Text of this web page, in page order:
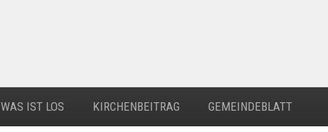
WAS IST LOS KIRCHENBEITRAG GEMEINDEBLATT